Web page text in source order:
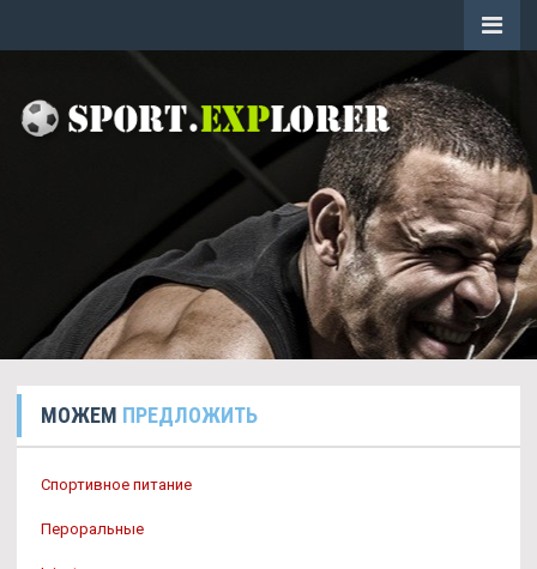
МОЖЕМ ПРЕДЛОЖИТЬ
Спортивное питание
Пероральные